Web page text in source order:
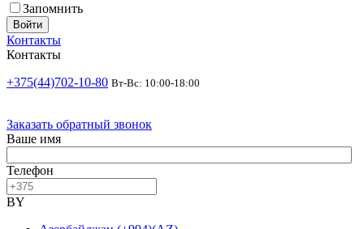
Запомнить
Войти
Контакты
Контакты
+375(44)702-10-80 Вт-Вс: 10:00-18:00
Заказать обратный звонок
Ваше имя
Телефон
BY